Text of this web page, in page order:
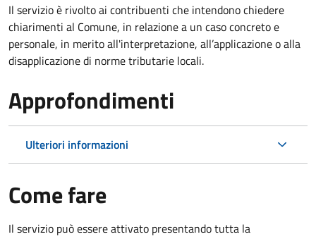
Il servizio è rivolto ai contribuenti che intendono chiedere
chiarimenti al Comune, in relazione a un caso concreto e
personale, in merito all'interpretazione, all’applicazione o alla
disapplicazione di norme tributarie locali.
Approfondimenti
Ulteriori informazioni
Come fare
Il servizio può essere attivato presentando tutta la